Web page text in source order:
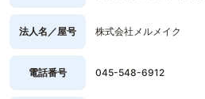
法人名／屋号 株式会社メルメイク
電話番号 045-548-6912